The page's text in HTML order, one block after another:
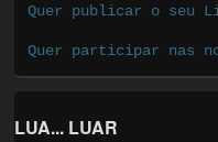
Quer publicar o seu
Quer participar nas
LUA... LUAR